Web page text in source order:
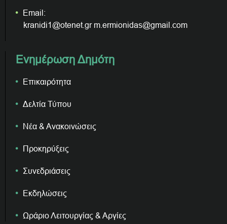
Email:
kranidi1@otenet.gr m.ermionidas@gmail.com
Ενημέρωση Δημότη
Επικαιρότητα
Δελτία Τύπου
Νέα & Ανακοινώσεις
Προκηρύξεις
Συνεδριάσεις
Εκδηλώσεις
Ωράριο Λειτουργίας & Αργίες